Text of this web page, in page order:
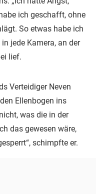
ich geschafft, ohne
So etwas habe ich
jede Kamera, an der
lief.
Verteidiger Neven
Ellenbogen ins
was die in der
das gewesen wäre,
schimpfte er.